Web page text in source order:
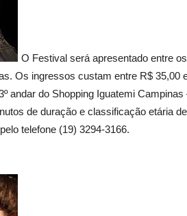
O Festival será apresentado entre
Os ingressos custam entre R$ 35,00
andar do Shopping Iguatemi Campinas
de duração e classificação etária
telefone (19) 3294-3166.